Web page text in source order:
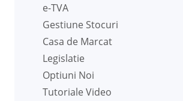
e-TVA
Gestiune Stocuri
Casa de Marcat
Legislatie
Optiuni Noi
Tutoriale Video